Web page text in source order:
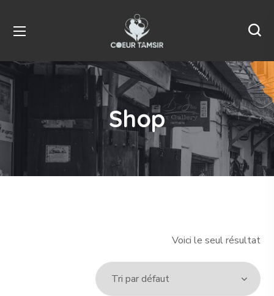
Shop
Voici le seul résultat